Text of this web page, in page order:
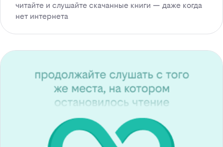
читайте и слушайте скачанные книги — даже когда
нет интернета